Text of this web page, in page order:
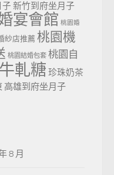
子 新竹到府坐月子
宴會館 桃園婚
紗店推薦 桃園機
桃園結婚包套 桃園自
牛軋糖 珍珠奶茶
高雄到府坐月子
8 月